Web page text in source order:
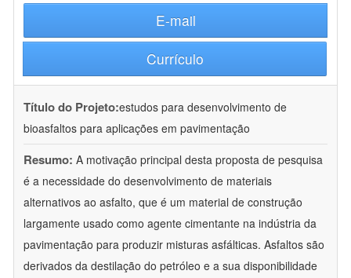
E-mail
Currículo
Título do Projeto:estudos para desenvolvimento de
bioasfaltos para aplicações em pavimentação
Resumo: A motivação principal desta proposta de pesquisa
é a necessidade do desenvolvimento de materiais
alternativos ao asfalto, que é um material de construção
largamente usado como agente cimentante na indústria da
pavimentação para produzir misturas asfálticas. Asfaltos são
derivados da destilação do petróleo e a sua disponibilidade